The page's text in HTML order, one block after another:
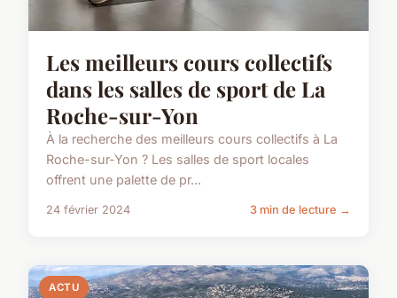
Les meilleurs cours collectifs
dans les salles de sport de La
Roche-sur-Yon
À la recherche des meilleurs cours collectifs à La
Roche-sur-Yon ? Les salles de sport locales
offrent une palette de pr...
24 février 2024 3 min de lecture →
ACTU